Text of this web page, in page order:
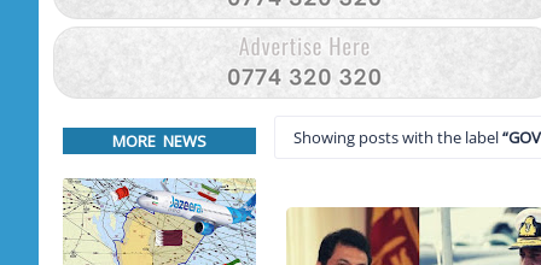
MORE NEWS Showing posts with the label